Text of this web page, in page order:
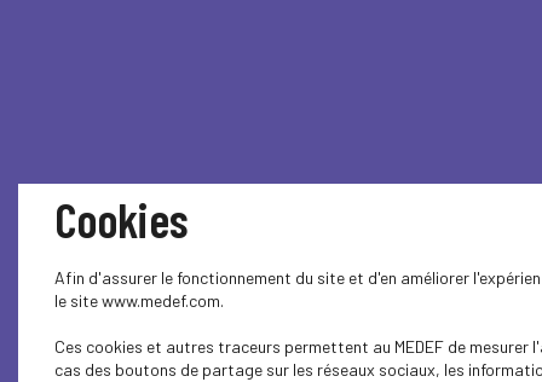
Cookies
Afin d'assurer le fonctionnement du site et d'en améliorer
le site www.medef.com.
Ces cookies et autres traceurs permettent au MEDEF de
cas des boutons de partage sur les réseaux sociaux, les